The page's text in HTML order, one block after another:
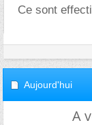
Ce sont
Aujourd'hui
A